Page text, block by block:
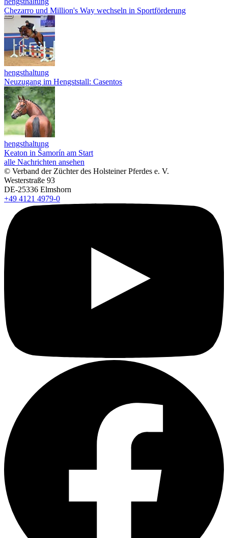
Chezarro und Million's Way wechseln in Sportförderung
hengsthaltung
Neuzugang im Hengststall: Casentos
hengsthaltung
Keaton in Šamorín am Start
alle Nachrichten ansehen
© Verband der Züchter des Holsteiner Pferdes e. V.
Westerstraße 93
DE-25336 Elmshorn
+49 4121 4979-0